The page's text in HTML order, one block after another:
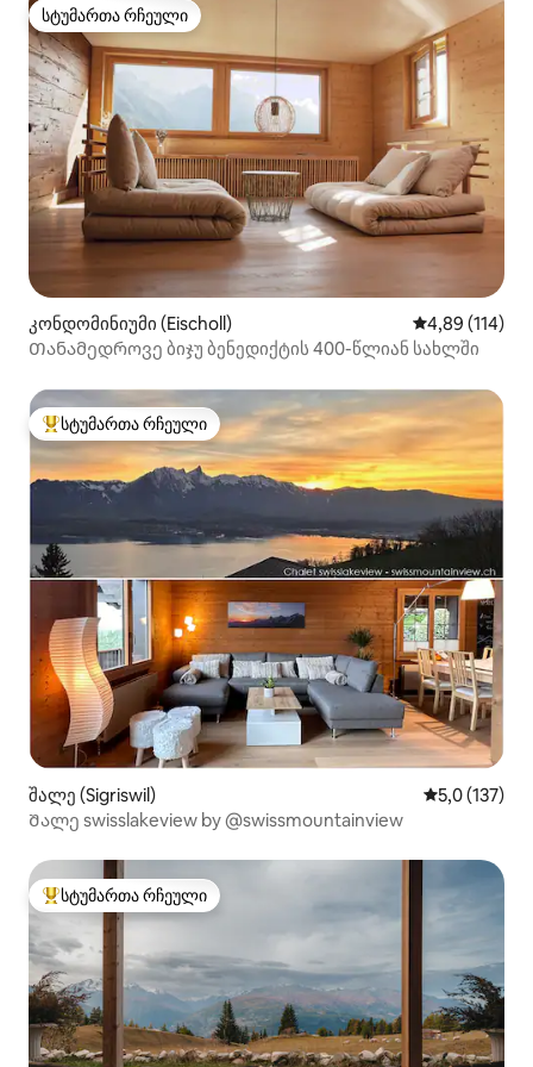
სტუმართა რჩეული
სტუმართა რჩეული
კონდომინიუმი (Eischoll) საშუალო
4,89 (114)
Თანამედროვე ბიჯუ ბენედიქტის 400-წლიან სახლში
სტუმართა რჩეული მოწინავე ვარიანტი
სტუმართა რჩეული
შალე (Sigriswil) საშუალო
5,0 (137)
Შალე swisslakeview by @swissmountainview
სტუმართა რჩეული მოწინავე ვარიანტი
სტუმართა რჩეული